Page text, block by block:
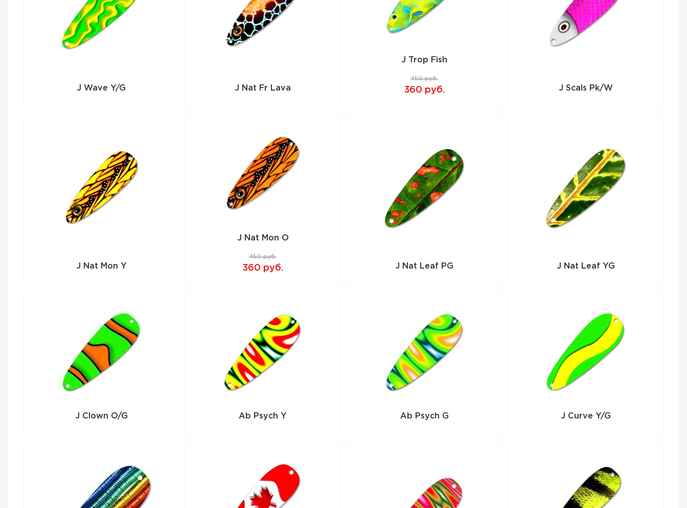
J Wave Y/G J Nat Fr Lava
J Trop Fish
450 руб.
360 руб. J Scals Pk/W
J Nat Mon Y
J Nat Mon O
450 руб.
360 руб. J Nat Leaf PG J Nat Leaf YG
J Clown O/G Ab Psych Y Ab Psych G J Curve Y/G